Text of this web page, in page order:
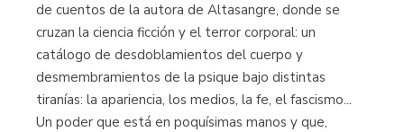
de cuentos de la autora de Altasangre, donde se
cruzan la ciencia ficción y el terror corporal: un
catálogo de desdoblamientos del cuerpo y
desmembramientos de la psique bajo distintas
tiranías: la apariencia, los medios, la fe, el fascismo...
Un poder que está en poquísimas manos y que,